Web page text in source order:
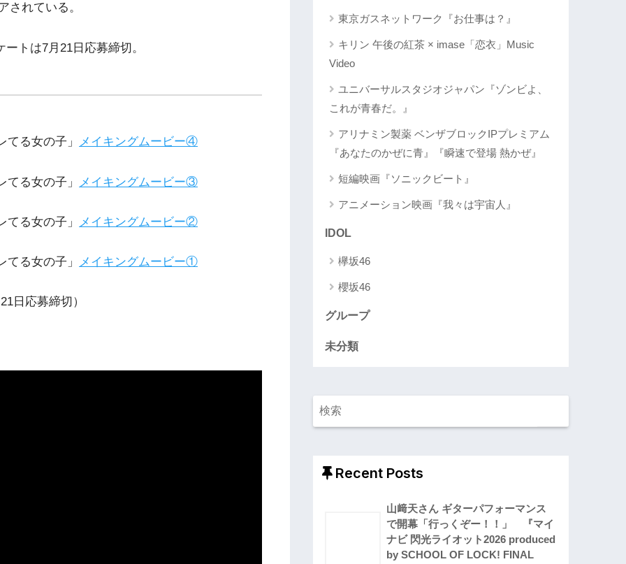
されている。
トは7月21日応募締切。
る女の子」 メイキングムービー④
る女の子」 メイキングムービー③
る女の子」 メイキングムービー②
る女の子」 メイキングムービー①
日応募締切）
東京ガスネットワーク『お仕事は？』
キリン 午後の紅茶 × imase「恋衣」Music
Video
ユニバーサルスタジオジャパン『ゾンビよ、
これが青春だ。』
アリナミン製薬 ベンザブロックIPプレミアム
『あなたのかぜに青』『瞬速で登場 熱かぜ』
短編映画『ソニックビート』
アニメーション映画『我々は宇宙人』
IDOL
欅坂46
櫻坂46
グループ
未分類
Recent Posts
山﨑天さん ギターパフォーマンス
で開幕「行っくぞー！！」 『マイ
ナビ 閃光ライオット2026 produced
by SCHOOL OF LOCK! FINAL